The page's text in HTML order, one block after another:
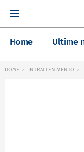
Home Ultime
HOME INTRATTENIMENTO